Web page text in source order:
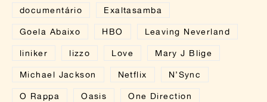
documentário Exaltasamba
Goela Abaixo HBO Leaving Neverland
liniker lizzo Love Mary J Blige
Michael Jackson Netflix N’Sync
O Rappa Oasis One Direction